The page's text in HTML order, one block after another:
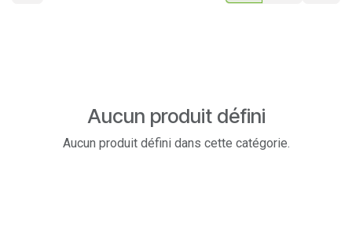
Aucun produit défini
Aucun produit défini dans cette catégorie.